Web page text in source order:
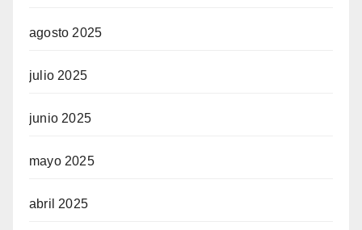
agosto 2025
julio 2025
junio 2025
mayo 2025
abril 2025